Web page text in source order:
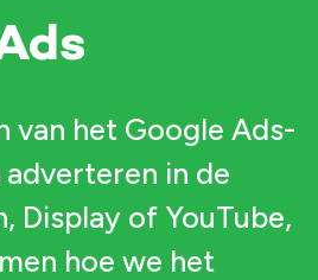
van het Google Ads-
in de
Display of YouTube,
hoe we het